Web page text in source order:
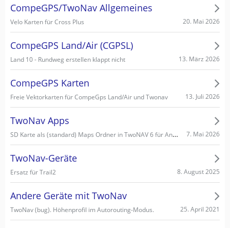
CompeGPS/TwoNav Allgemeines
Velo Karten für Cross Plus 20. Mai 2026
CompeGPS Land/Air (CGPSL)
Land 10 - Rundweg erstellen klappt nicht 13. März 2026
CompeGPS Karten
Freie Vektorkarten für CompeGps Land/Air und Twonav 13. Juli 2026
TwoNav Apps
SD Karte als (standard) Maps Ordner in TwoNAV 6 für Android einstellen/wählen 7. Mai 2026
TwoNav-Geräte
Ersatz für Trail2 8. August 2025
Andere Geräte mit TwoNav
TwoNav (bug). Höhenprofil im Autorouting-Modus. 25. April 2021